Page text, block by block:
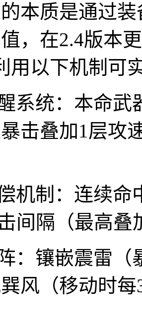
本质是通过
，在2.4版本
用以下机制可
系统：本命
击叠加1层攻
机制：连续命
间隔（最高叠
：镶嵌震雷（
风（移动时